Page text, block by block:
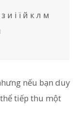
и і ї й к л м
nếu bạn duy
tiếp thu một